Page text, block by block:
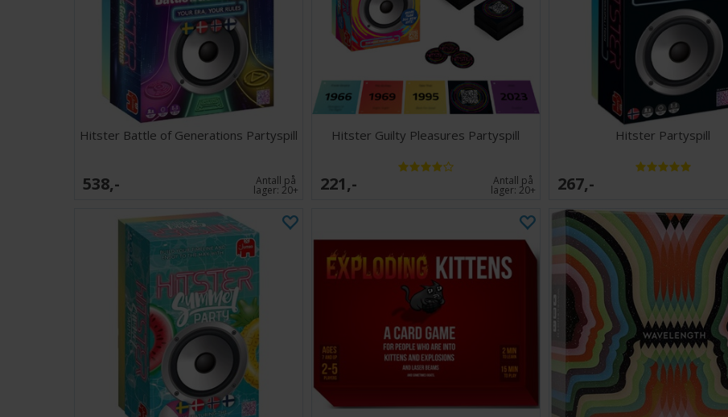
Hitster Battle of Generations Partyspill
538,- Antall på
lager:20+
Hitster Guilty Pleasures Partyspill
221,- Antall på
lager:20+
Hitster Partyspill
267,-